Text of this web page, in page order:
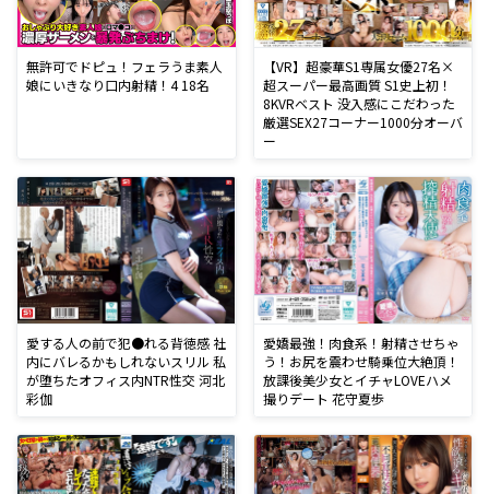
無許可でドピュ！フェラうま素人
娘にいきなり口内射精！4 18名
【VR】超豪華S1専属女優27名×
超スーパー最高画質 S1史上初！
8KVRベスト 没入感にこだわった
厳選SEX27コーナー1000分オーバ
ー
愛する人の前で犯●れる背徳感 社
内にバレるかもしれないスリル 私
が堕ちたオフィス内NTR性交 河北
彩伽
愛嬌最強！肉食系！射精させちゃ
う！お尻を震わせ騎乗位大絶頂！
放課後美少女とイチャLOVEハメ
撮りデート 花守夏歩